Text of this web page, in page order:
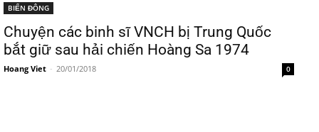
BIỂN ĐÔNG
Chuyện các binh sĩ VNCH bị Trung Quốc
bắt giữ sau hải chiến Hoàng Sa 1974
Hoang Viet - 20/01/2018 0